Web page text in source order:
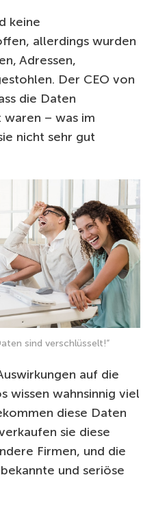
keine
allerdings wurden
Adressen,
Der CEO von
die Daten
waren – was im
nicht sehr gut
sind verschlüsselt!“
auf die
wissen wahnsinnig viel
diese Daten
sie diese
Firmen, und die
und seriöse